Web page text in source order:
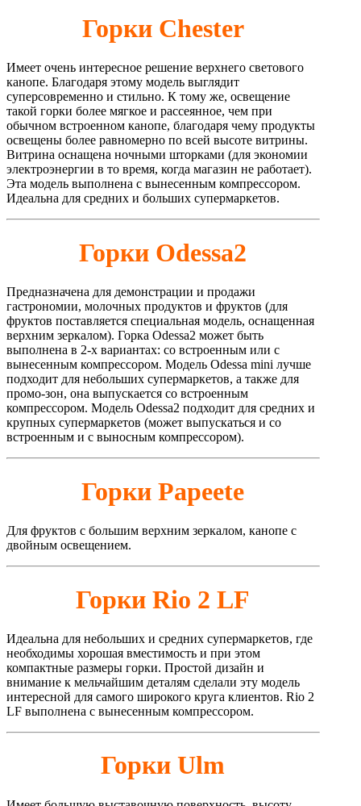
Горки Chester
Имеет очень интересное решение верхнего светового
канопе. Благодаря этому модель выглядит
суперсовременно и стильно. К тому же, освещение
такой горки более мягкое и рассеянное, чем при
обычном встроенном канопе, благодаря чему продукты
освещены более равномерно по всей высоте витрины.
Витрина оснащена ночными шторками (для экономии
электроэнергии в то время, когда магазин не работает).
Эта модель выполнена с вынесенным компрессором.
Идеальна для средних и больших супермаркетов.
Горки Odessa2
Предназначена для демонстрации и продажи
гастрономии, молочных продуктов и фруктов (для
фруктов поставляется специальная модель, оснащенная
верхним зеркалом). Горка Odessa2 может быть
выполнена в 2-х вариантах: со встроенным или с
вынесенным компрессором. Модель Odessa mini лучше
подходит для небольших супермаркетов, а также для
промо-зон, она выпускается со встроенным
компрессором. Модель Odessa2 подходит для средних и
крупных супермаркетов (может выпускаться и со
встроенным и с выносным компрессором).
Горки Papeete
Для фруктов с большим верхним зеркалом, канопе с
двойным освещением.
Горки Rio 2 LF
Идеальна для небольших и средних супермаркетов, где
необходимы хорошая вместимость и при этом
компактные размеры горки. Простой дизайн и
внимание к мельчайшим деталям сделали эту модель
интересной для самого широкого круга клиентов. Rio 2
LF выполнена с вынесенным компрессором.
Горки Ulm